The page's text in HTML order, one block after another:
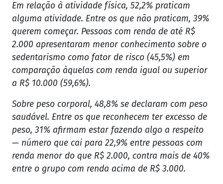
Em relação à atividade física, 52,2% praticam
alguma atividade. Entre os que não praticam, 39%
querem começar. Pessoas com renda de até R$
2.000 apresentaram menor conhecimento sobre o
sedentarismo como fator de risco (45,5%) em
comparação àquelas com renda igual ou superior
a R$ 10.000 (59,6%).
Sobre peso corporal, 48,8% se declaram com peso
saudável. Entre os que reconhecem ter excesso de
peso, 31% afirmam estar fazendo algo a respeito
— número que cai para 22,9% entre pessoas com
renda menor do que R$ 2.000, contra mais de 40%
entre o grupo com renda acima de R$ 3.000.